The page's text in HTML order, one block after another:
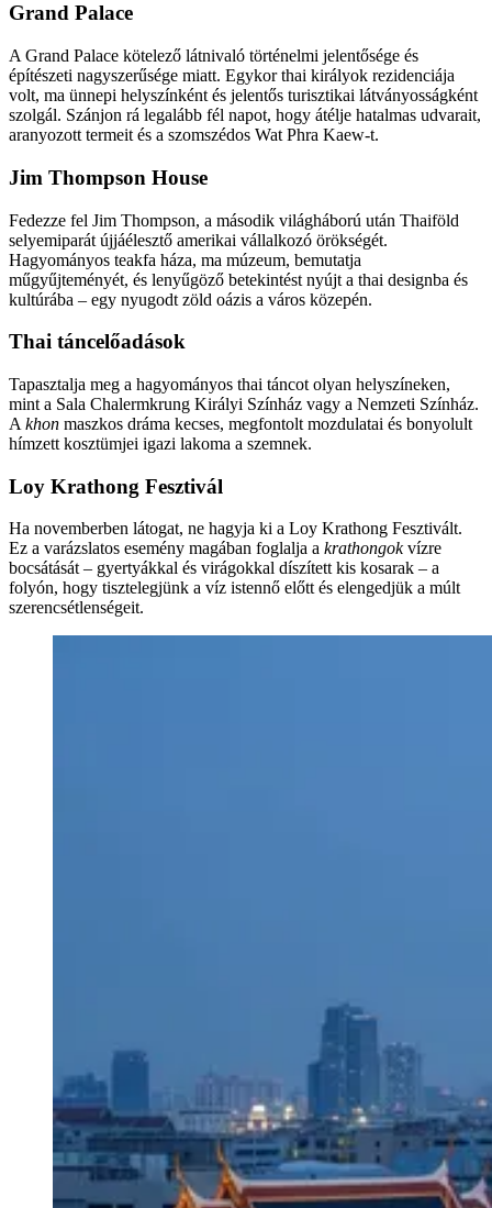
Grand Palace
A Grand Palace kötelező látnivaló történelmi jelentősége és
építészeti nagyszerűsége miatt. Egykor thai királyok rezidenciája
volt, ma ünnepi helyszínként és jelentős turisztikai látványosságként
szolgál. Szánjon rá legalább fél napot, hogy átélje hatalmas udvarait,
aranyozott termeit és a szomszédos Wat Phra Kaew-t.
Jim Thompson House
Fedezze fel Jim Thompson, a második világháború után Thaiföld
selyemiparát újjáélesztő amerikai vállalkozó örökségét.
Hagyományos teakfa háza, ma múzeum, bemutatja
műgyűjteményét, és lenyűgöző betekintést nyújt a thai designba és
kultúrába – egy nyugodt zöld oázis a város közepén.
Thai táncelőadások
Tapasztalja meg a hagyományos thai táncot olyan helyszíneken,
mint a Sala Chalermkrung Királyi Színház vagy a Nemzeti Színház.
A khon maszkos dráma kecses, megfontolt mozdulatai és bonyolult
hímzett kosztümjei igazi lakoma a szemnek.
Loy Krathong Fesztivál
Ha novemberben látogat, ne hagyja ki a Loy Krathong Fesztivált.
Ez a varázslatos esemény magában foglalja a krathongokvízre
bocsátását – gyertyákkal és virágokkal díszített kis kosarak – a
folyón, hogy tisztelegjünk a víz istennő előtt és elengedjük a múlt
szerencsétlenségeit.